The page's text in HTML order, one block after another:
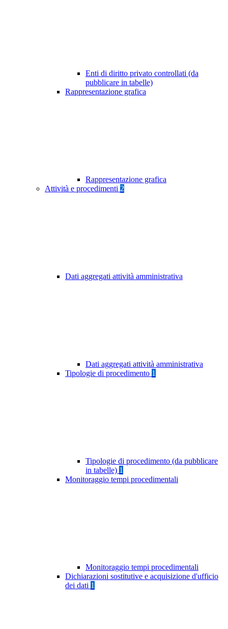
Enti di diritto privato controllati (da
pubblicare in tabelle)
Rappresentazione grafica
Rappresentazione grafica
Attività e procedimenti 2
Dati aggregati attività amministrativa
Dati aggregati attività amministrativa
Tipologie di procedimento 1
Tipologie di procedimento (da pubblicare
in tabelle) 1
Monitoraggio tempi procedimentali
Monitoraggio tempi procedimentali
Dichiarazioni sostitutive e acquisizione d'ufficio
dei dati 1